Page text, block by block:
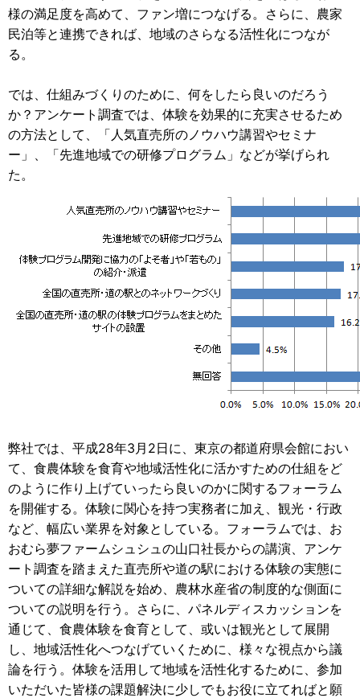
様の満足度を高めて、ファン増につなげる。さらに、農家
民泊等と連携できれば、地域のさらなる活性化につなが
る。
では、仕組みづくりのために、何をしたら良いのだろう
か？アンケート調査では、体験を効果的に充実させるため
の方法として、「人気直売所のノウハウ講習やセミナ
ー」、「先進地域での研修プログラム」などが挙げられ
た。
弊社では、平成28年3月2日に、東京の都道府県会館におい
て、食農体験を食育や地域活性化に活かすための仕組をど
のように作り上げていったら良いのかに関するフォーラム
を開催する。体験に関心を持つ実務者に加え、観光・行政
など、幅広い業界を対象としている。フォーラムでは、お
おむら夢ファームシュシュの山口社長からの講演、アンケ
ート調査を踏まえた直売所や道の駅における体験の実態に
ついての詳細な解説を始め、農林水産省の制度的な側面に
ついての説明を行う。さらに、パネルディスカッションを
通じて、食農体験を食育として、或いは観光として展開
し、地域活性化へつなげていくために、様々な視点から議
論を行う。体験を活用して地域を活性化するために、参加
いただいた皆様の課題解決に少しでもお役に立てればと願